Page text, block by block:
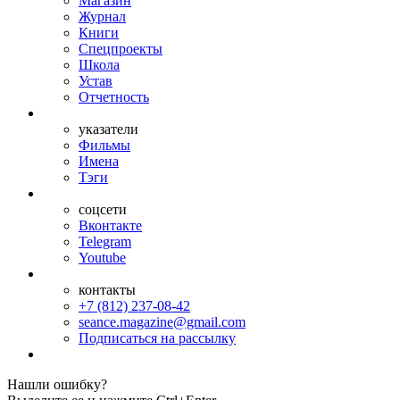
Журнал
Книги
Спецпроекты
Школа
Устав
Отчетность
указатели
Фильмы
Имена
Тэги
соцсети
Вконтакте
Telegram
Youtube
контакты
+7 (812) 237-08-42
seance.magazine@gmail.com
Подписаться на рассылку
Нашли ошибку?